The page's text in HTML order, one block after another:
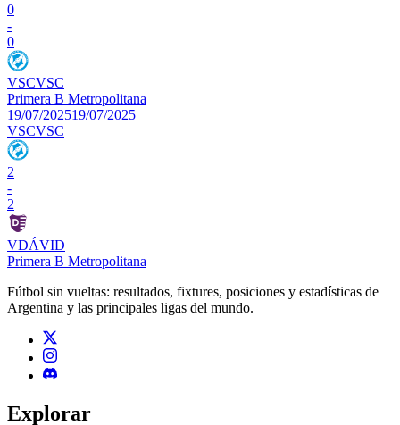
0
-
0
VSCVSC
Primera B Metropolitana
19/07/202519/07/2025
VSCVSC
2
-
2
VDÁVID
Primera B Metropolitana
Fútbol sin vueltas: resultados, fixtures, posiciones y estadísticas de
Argentina y las principales ligas del mundo.
Explorar